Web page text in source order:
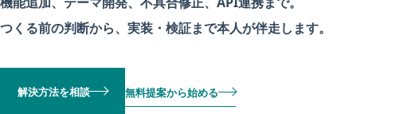
つくる前の判断から、実装・検証まで本人が伴走します。
解決方法を相談 無料提案から始める